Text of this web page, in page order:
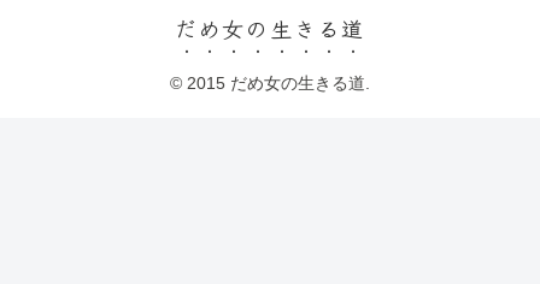
だめ女の生きる道
© 2015 だめ女の生きる道.